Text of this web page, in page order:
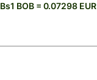
Bs1 BOB = 0.07298 EUR